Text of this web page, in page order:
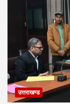
उत्तराखण्ड